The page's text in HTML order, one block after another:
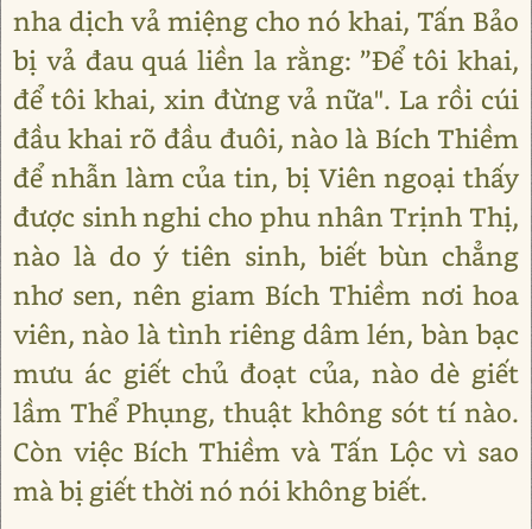
nha dịch vả miệng cho nó khai, Tấn Bảo
bị vả đau quá liền la rằng: ”Để tôi khai,
để tôi khai, xin đừng vả nữa". La rồi cúi
đầu khai rõ đầu đuôi, nào là Bích Thiềm
để nhẫn làm của tin, bị Viên ngoại thấy
được sinh nghi cho phu nhân Trịnh Thị,
nào là do ý tiên sinh, biết bùn chẳng
nhơ sen, nên giam Bích Thiềm nơi hoa
viên, nào là tình riêng dâm lén, bàn bạc
mưu ác giết chủ đoạt của, nào dè giết
lầm Thể Phụng, thuật không sót tí nào.
Còn việc Bích Thiềm và Tấn Lộc vì sao
mà bị giết thời nó nói không biết.